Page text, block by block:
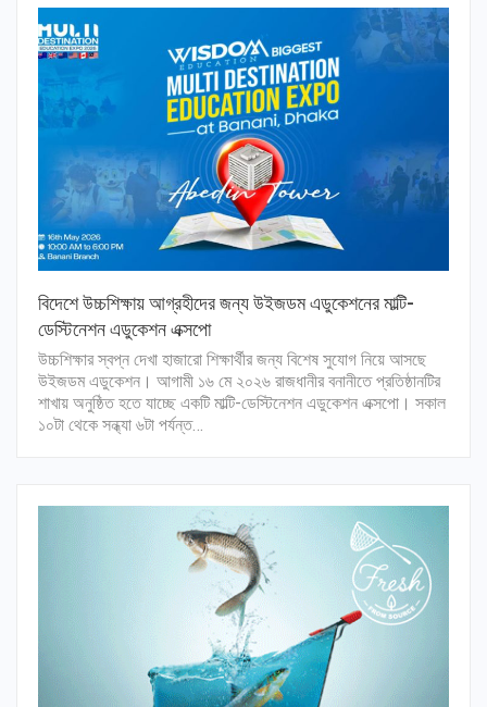
বিদেশে উচ্চশিক্ষায় আগ্রহীদের জন্য উইজডম এডুকেশনের মাল্টি-
ডেস্টিনেশন এডুকেশন এক্সপো
উচ্চশিক্ষার স্বপ্ন দেখা হাজারো শিক্ষার্থীর জন্য বিশেষ সুযোগ নিয়ে আসছে
উইজডম এডুকেশন। আগামী ১৬ মে ২০২৬ রাজধানীর বনানীতে প্রতিষ্ঠানটির
শাখায় অনুষ্ঠিত হতে যাচ্ছে একটি মাল্টি-ডেস্টিনেশন এডুকেশন এক্সপো। সকাল
১০টা থেকে সন্ধ্যা ৬টা পর্যন্ত…